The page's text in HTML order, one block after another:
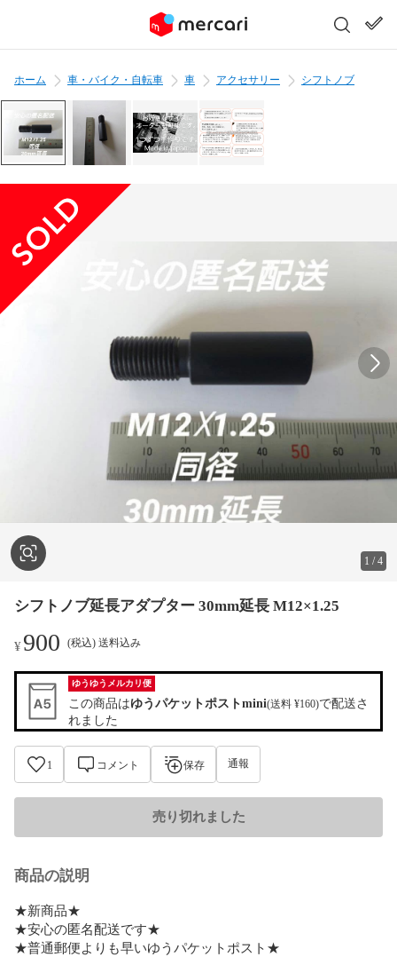
ホーム 車・バイク・自転車 車 アクセサリー シフトノブ
1 /4
シフトノブ延長アダプター 30mm延長 M12×1.25
¥900 (税込) 送料込み
ゆうゆうメルカリ便
この商品はゆうパケットポストmini(送料 ¥160)で配送さ
れました
1 コメント 保存 通報
売り切れました
商品の説明
★新商品★
★安心の匿名配送です★
★普通郵便よりも早いゆうパケットポスト★